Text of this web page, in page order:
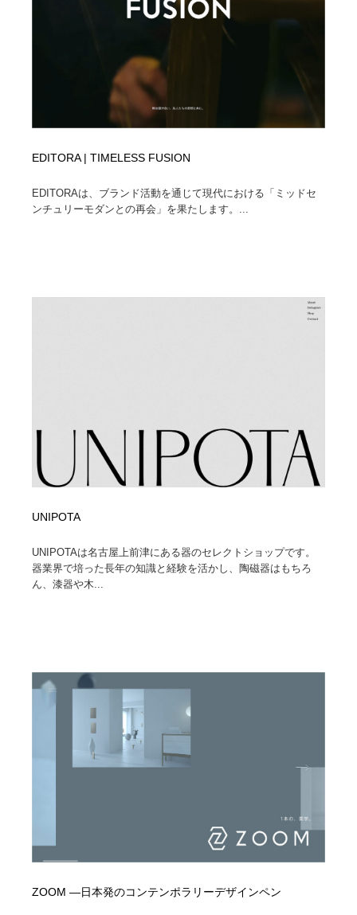
EDITORA | TIMELESS FUSION
EDITORAは、ブランド活動を通じて現代における「ミッドセ
ンチュリーモダンとの再会」を果たします。...
UNIPOTA
UNIPOTAは名古屋上前津にある器のセレクトショップです。
器業界で培った長年の知識と経験を活かし、陶磁器はもちろ
ん、漆器や木...
ZOOM —日本発のコンテンポラリーデザインペン